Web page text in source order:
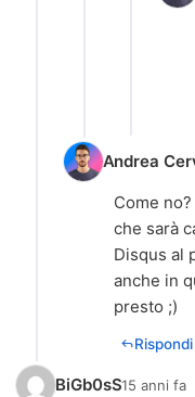
Andrea
Come
che sarà
Disqus al
anche in
presto ;)
Rispondi
BiGb0sS15 anni fa